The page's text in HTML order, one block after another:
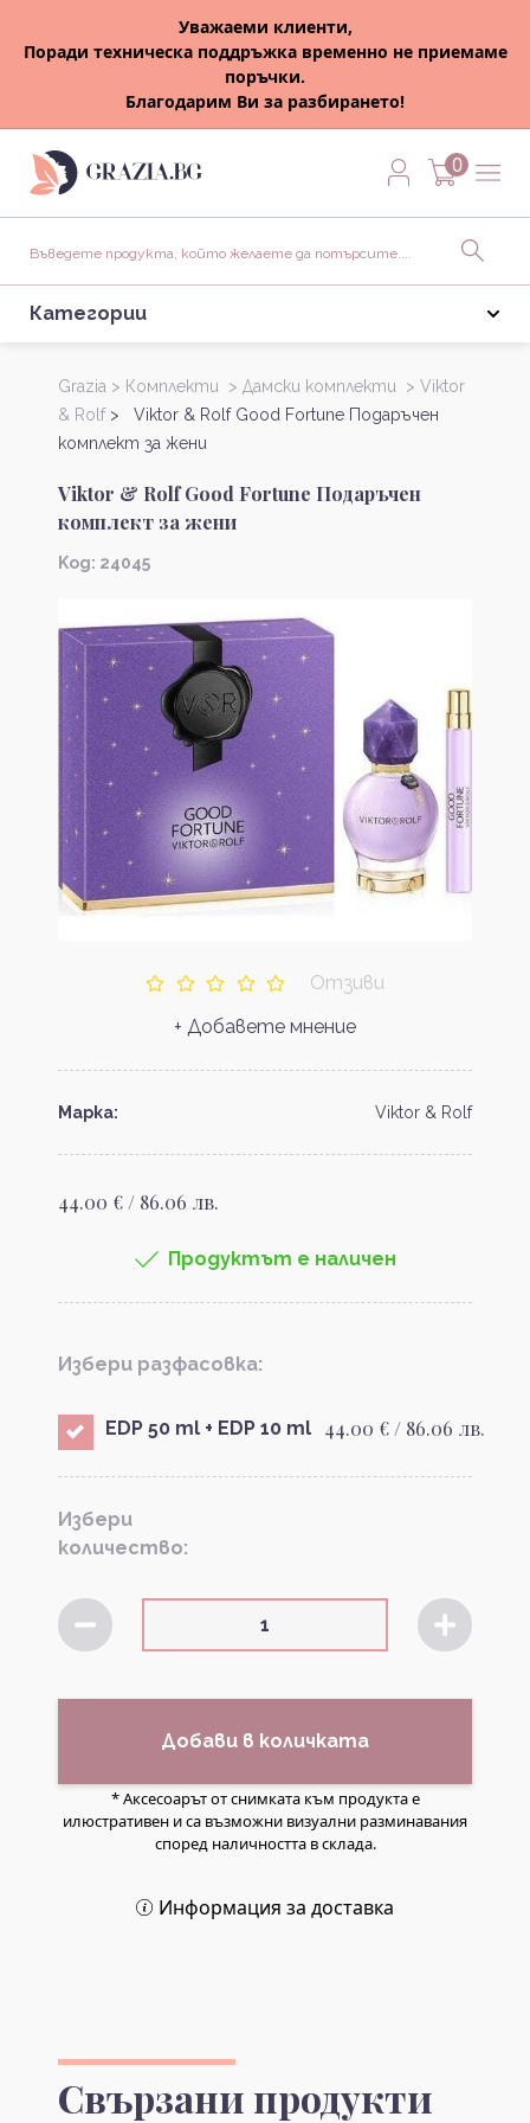
Уважаеми клиенти,
Поради техническа поддръжка временно не приемаме
поръчки.
Благодарим Ви за разбирането!
0
Категории
Grazia > Комплекти > Дамски комплекти > Viktor
& Rolf > Viktor & Rolf Good Fortune Подаръчен
комплект за жени
Viktor & Rolf Good Fortune Подаръчен
комплект за жени
Kод: 24045
Отзиви
+ Добавете мнение
Марка: Viktor & Rolf
44.00 € / 86.06 лв.
Продуктът е наличен
Избери разфасовка:
EDP 50 ml + EDP 10 ml 44.00 € / 86.06 лв.
Избери
количество:
Добави в количката
* Аксесоарът от снимката към продукта е
илюстративен и са възможни визуални разминавания
според наличността в склада.
Информация за доставка
Свързани продукти